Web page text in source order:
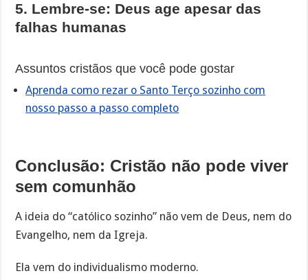
5. Lembre-se: Deus age apesar das
falhas humanas
Assuntos cristãos que você pode gostar
Aprenda como rezar o Santo Terço sozinho com
nosso passo a passo completo
Conclusão: Cristão não pode viver
sem comunhão
A ideia do “católico sozinho” não vem de Deus, nem do
Evangelho, nem da Igreja.
Ela vem do individualismo moderno.